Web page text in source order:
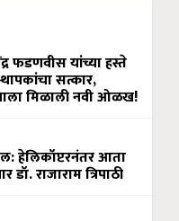
फडणवीस यांच्या हस्ते
सत्कार,
मिळाली नवी ओळख!
हेलिकॉप्टरनंतर आता
राजाराम त्रिपाठी